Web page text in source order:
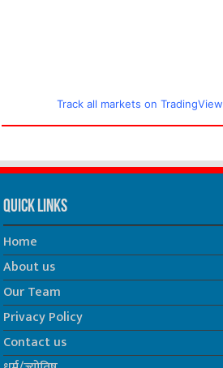
Track all markets on TradingView
Quick Links
Home
About us
Our Team
Privacy Policy
Contact us